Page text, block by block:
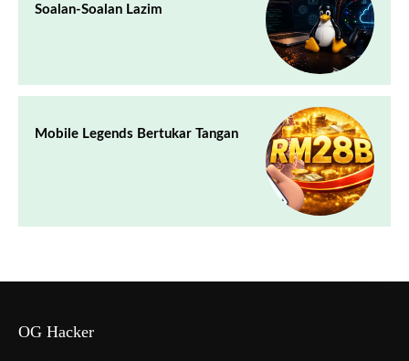
Soalan-Soalan Lazim
Mobile Legends Bertukar Tangan
OG Hacker